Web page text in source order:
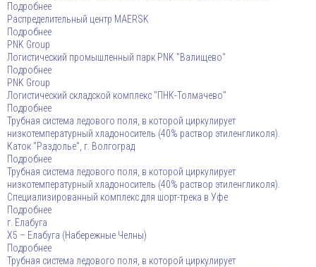
Подробнее
Распределительный центр MAERSK
Подробнее
PNK Group
Логистический промышленный парк PNK "Валищево"
Подробнее
PNK Group
Логистический складской комплекс "ПНК-Толмачево"
Подробнее
Трубная система ледового поля, в которой циркулирует
низкотемпературный хладоноситель (40% раствор этиленгликоля).
Каток "Раздолье", г. Волгоград
Подробнее
Трубная система ледового поля, в которой циркулирует
низкотемпературный хладоноситель (40% раствор этиленгликоля).
Специализированный комплекс для шорт-трека в Уфе
Подробнее
г. Елабуга
Х5 – Елабуга (Набережные Челны)
Подробнее
Трубная система ледового поля, в которой циркулирует